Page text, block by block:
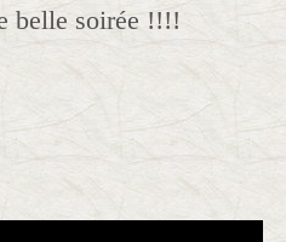
belle soirée !!!!